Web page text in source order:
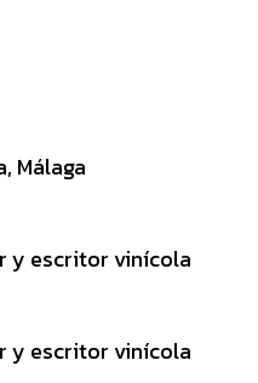
Málaga
y escritor vinícola
y escritor vinícola